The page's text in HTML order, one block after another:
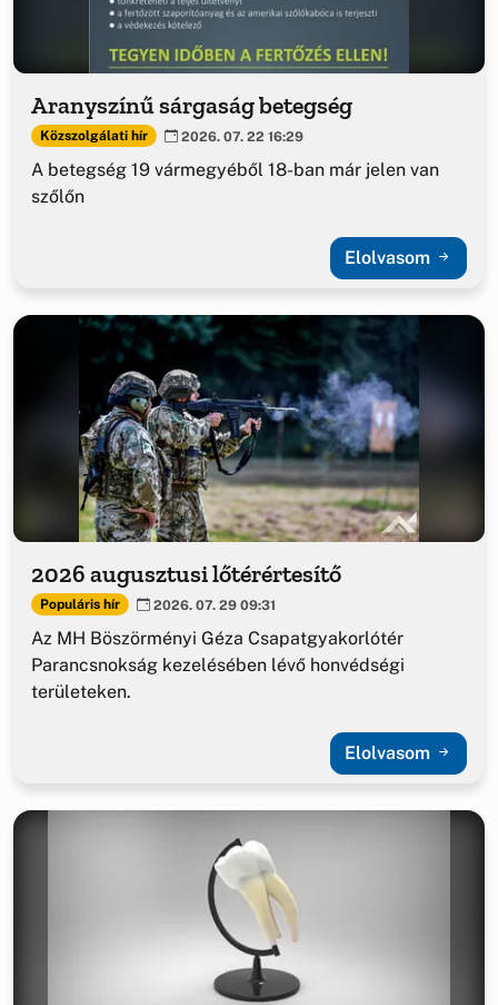
Aranyszínű sárgaság betegség
Közszolgálati hír 2026. 07. 22 16:29
A betegség 19 vármegyéből 18-ban már jelen van
szőlőn
Elolvasom
2026 augusztusi lőtérértesítő
Populáris hír 2026. 07. 29 09:31
Az MH Böszörményi Géza Csapatgyakorlótér
Parancsnokság kezelésében lévő honvédségi
területeken.
Elolvasom